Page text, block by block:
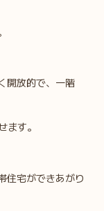
開放的で、一階
ます。
住宅ができあがり